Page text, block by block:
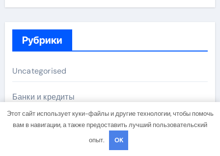
Рубрики
Uncategorised
Банки и кредиты
Бизнес и инвестиции
Этот сайт использует куки-файлы и другие технологии, чтобы помочь
вам в навигации, а также предоставить лучший пользовательский
опыт.
OK